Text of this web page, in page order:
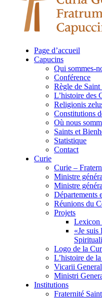
Page d’accueil
Capucins
Qui sommes-
Conférence
Règle de
L’histoire des
Religionis
Constitutions
Où nous
Saints et
Statistique
Contact
Curie
Curie –
Ministre
Ministre
Départements
Réunions du
Projets
Lexicon
«Je suis
Logo de la
L’histoire de
Vicarii
Ministri
Institutions
Fraternité